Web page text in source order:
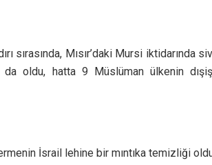
sırasında, Mısır’daki Mursi iktidarında
da oldu, hatta 9 Müslüman ülkenin
İsrail lehine bir mıntıka temizliği